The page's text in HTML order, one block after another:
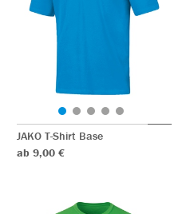
JAKO T-Shirt Base
ab 9,00 €